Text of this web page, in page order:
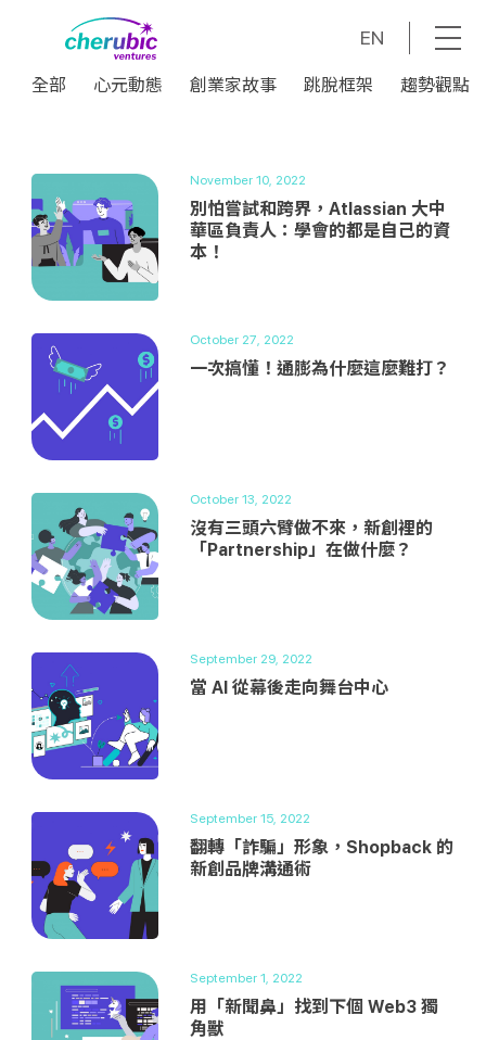
EN
全部 心元動態 創業家故事 跳脫框架
趨勢觀點
November 10, 2022
別怕嘗試和跨界，Atlassian 大中
華區負責人：學會的都是自己的資
本！
October 27, 2022
一次搞懂！通膨為什麼這麼難打？
October 13, 2022
沒有三頭六臂做不來，新創裡的
「Partnership」在做什麼？
September 29, 2022
當 AI 從幕後走向舞台中心
September 15, 2022
翻轉「詐騙」形象，Shopback 的
新創品牌溝通術
September 1, 2022
用「新聞鼻」找到下個 Web3 獨
角獸